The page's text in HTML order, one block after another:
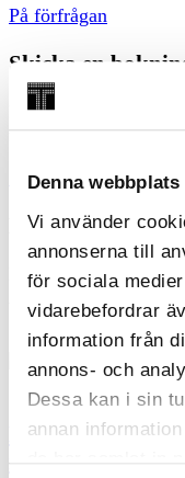
Denna
Vi använder
annonserna till
för sociala
vidarebefordrar
information från
annons- och
Dessa kan i sin
annan
På förfrågan
Skicka en
Fyll i vår
förslag på upplägg
Skicka
Kontakt
Har du frågor om
56 73.
Hyr
museet